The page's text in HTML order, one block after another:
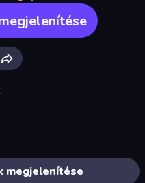
megjelenítése